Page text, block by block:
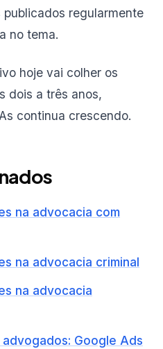
regularmente
no tema.
hoje vai colher os
dois a três anos,
continua crescendo.
na advocacia com
na advocacia criminal
na advocacia
Google Ads